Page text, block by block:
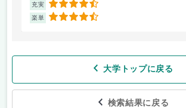
充実 4.5
楽単 4.5
大学トップに戻る
検索結果に戻る